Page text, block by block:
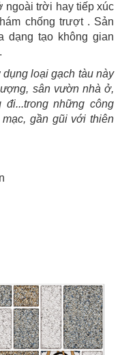
ngoài trời hay tiếp xúc
chống trượt . Sản
dạng tạo không gian
loại gạch tàu này
sân vườn nhà ở,
đi...trong những công
gần gũi với thiên